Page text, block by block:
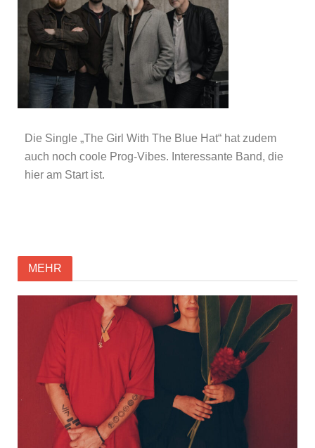
Die Single „The Girl With The Blue Hat“ hat zudem
auch noch coole Prog-Vibes. Interessante Band, die
hier am Start ist.
MEHR